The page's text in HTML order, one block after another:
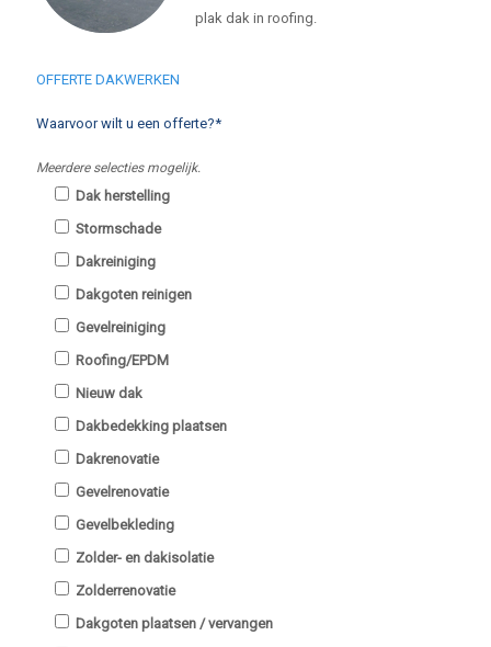
plak dak in roofing.
OFFERTE DAKWERKEN
Waarvoor wilt u een offerte?*
Meerdere selecties mogelijk.
Dak herstelling
Stormschade
Dakreiniging
Dakgoten reinigen
Gevelreiniging
Roofing/EPDM
Nieuw dak
Dakbedekking plaatsen
Dakrenovatie
Gevelrenovatie
Gevelbekleding
Zolder- en dakisolatie
Zolderrenovatie
Dakgoten plaatsen / vervangen